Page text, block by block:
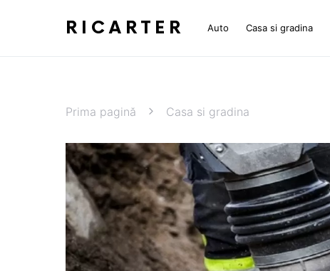
RICARTER Auto Casa si gradina
Prima pagină Casa si gradina